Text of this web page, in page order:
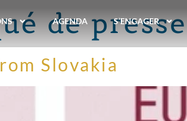
AGENDA S’ENGAGER
de presse
Slovakia